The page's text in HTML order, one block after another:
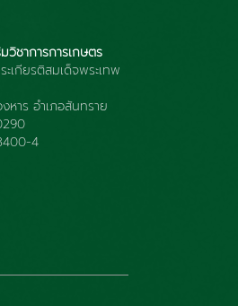
วิชาการการเกษตร
เกียรติสมเด็จพระเทพ
าร อำเภอสันทราย
4